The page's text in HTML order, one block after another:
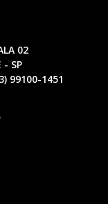
02
- SP
99100-1451